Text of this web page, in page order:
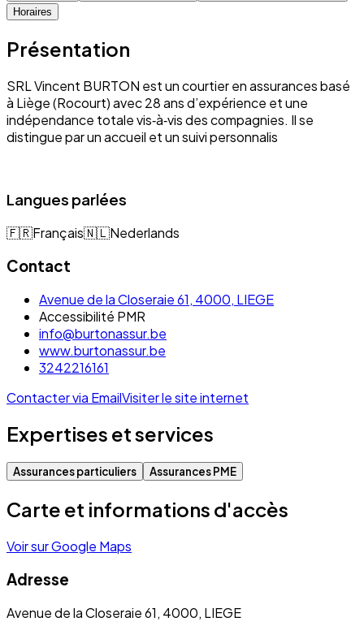
Horaires
Présentation
SRL Vincent BURTON est un courtier en assurances basé
à Liège (Rocourt) avec 28 ans d’expérience et une
indépendance totale vis‑à‑vis des compagnies. Il se
distingue par un accueil et un suivi personnalis
Langues parlées
🇫🇷Français🇳🇱Nederlands
Contact
Avenue de la Closeraie 61, 4000, LIEGE
Accessibilité PMR
info@burtonassur.be
www.burtonassur.be
3242216161
Contacter via EmailVisiter le site internet
Expertises et services
Assurances particuliers Assurances PME
Carte et informations d'accès
Voir sur Google Maps
Adresse
Avenue de la Closeraie 61, 4000, LIEGE